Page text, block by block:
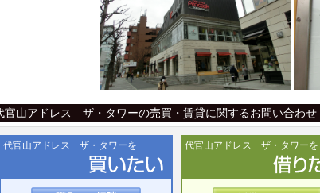
官山アドレス ザ・タワーの売買・賃貸に関するお問い合わせ
代官山アドレス ザ・タワーを 代官山アドレス ザ・タワーを